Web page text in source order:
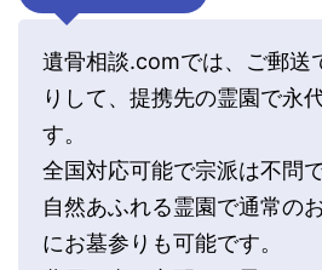
遺骨相談.comでは、ご郵送
りして、提携先の霊園で永
す。
全国対応可能で宗派は不問で
自然あふれる霊園で通常の
にお墓参りも可能です。